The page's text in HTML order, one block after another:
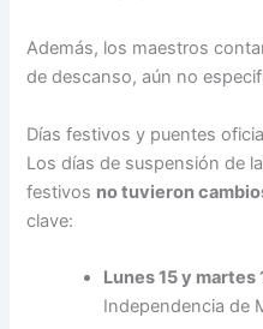
Además, los maestros
de descanso, aún no
Días festivos y puentes
Los días de suspensión de
festivos no tuvieron
clave:
Lunes 15 y
Independencia de